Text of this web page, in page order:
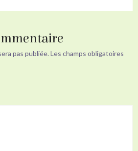
pas publiée. Les champs obligatoires